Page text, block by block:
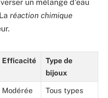
un mélange d’eau
réaction chimique
Efficacité
Type de
bijoux
Modérée Tous types